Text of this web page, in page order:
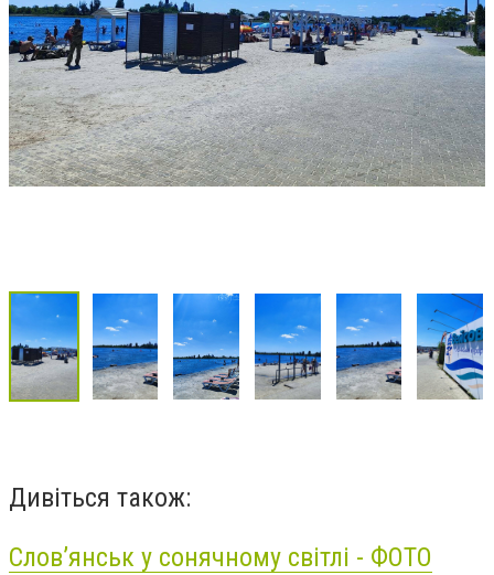
Дивіться також:
Слов’янськ у сонячному світлі - ФОТО